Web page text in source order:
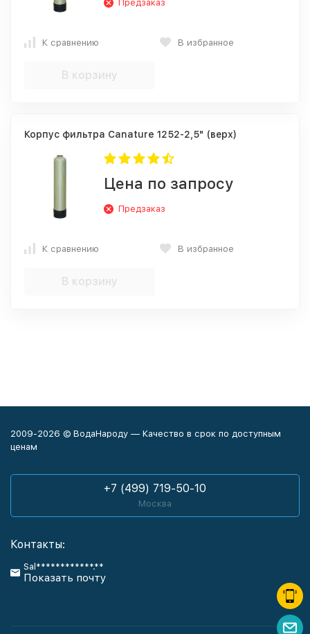
Предзаказ
К сравнению В избранное
В корзину
Корпус фильтра Canature 1252-2,5" (верх)
Цена по запросу
Предзаказ
К сравнению В избранное
В корзину
2009-2026 © ВодаНароду — Качество в срок по доступным
ценам
+7 (499) 719-50-10
Москва
Контакты:
Sal************.**
Показать почту